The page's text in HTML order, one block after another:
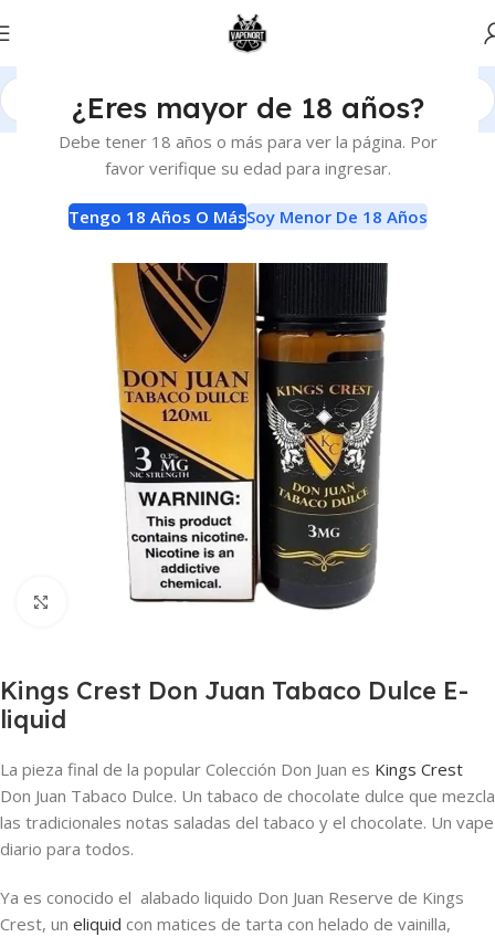
¿Eres mayor de 18 años?
Debe tener 18 años o más para ver la página. Por
favor verifique su edad para ingresar.
Tengo 18 Años O MásSoy Menor De 18 Años
Inicio E-Liquids E-Liquids
Haga clic para ampliar
Kings Crest Don Juan Tabaco Dulce E-
liquid
La pieza final de la popular Colección Don Juan es Kings Crest
Don Juan Tabaco Dulce. Un tabaco de chocolate dulce que mezcla
las tradicionales notas saladas del tabaco y el chocolate. Un vape
diario para todos.
Ya es conocido el alabado liquido Don Juan Reserve de Kings
Crest, un eliquid con matices de tarta con helado de vainilla,